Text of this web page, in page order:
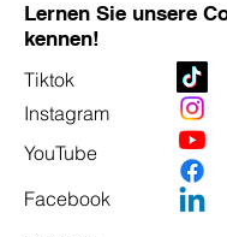
Lernen Sie unsere
kennen!
Tiktok
Instagram
YouTube
Facebook